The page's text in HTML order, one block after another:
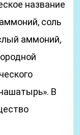
название
соль
аммоний,
В